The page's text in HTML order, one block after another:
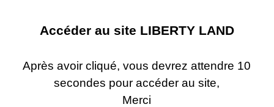
Accéder au site LIBERTY LAND
Après avoir cliqué, vous devrez attendre 10
secondes pour accéder au site,
Merci